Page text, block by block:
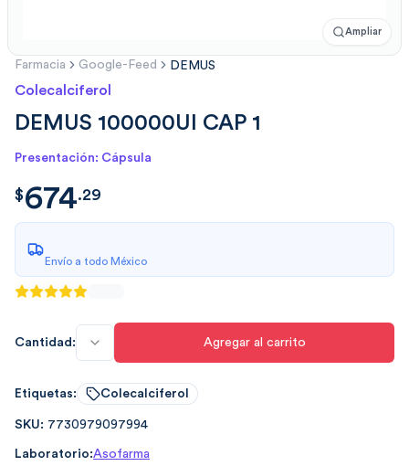
Ampliar
Farmacia Google-Feed DEMUS
Colecalciferol
DEMUS 100000UI CAP 1
Presentación: Cápsula
$674.297
$674.29
Envío a todo México
Cantidad: Agregar al carrito
Etiquetas: Colecalciferol
SKU: 7730979097994
Laboratorio:Asofarma